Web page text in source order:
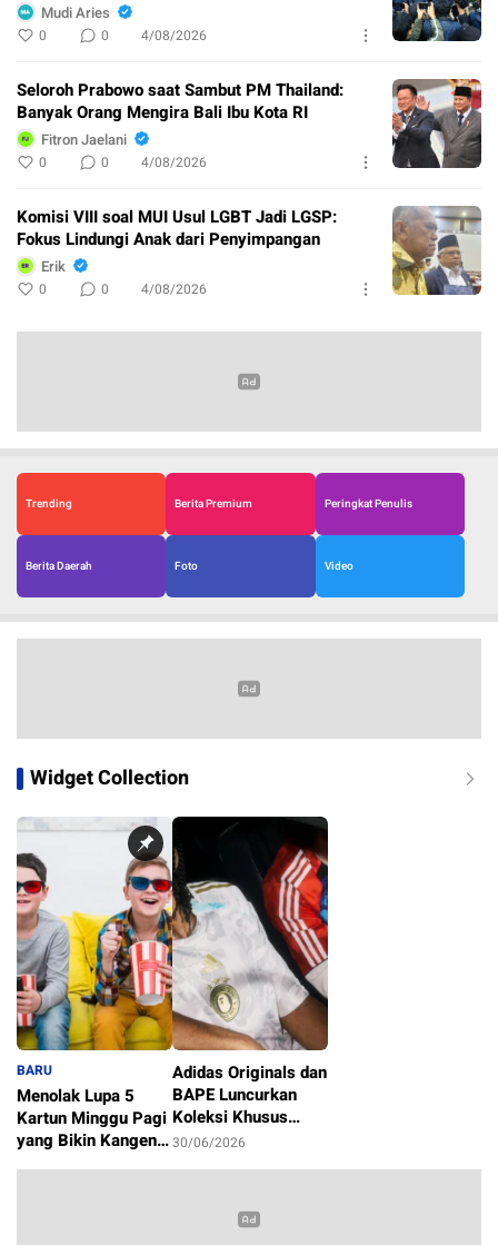
Mudi Aries
0 0 4/08/2026
Seloroh Prabowo saat Sambut PM Thailand:
Banyak Orang Mengira Bali Ibu Kota RI
Fitron Jaelani
0 0 4/08/2026
Komisi VIII soal MUI Usul LGBT Jadi LGSP:
Fokus Lindungi Anak dari Penyimpangan
Erik
0 0 4/08/2026
Trending Berita Premium Peringkat Penulis
Berita Daerah Foto Video
Widget Collection
BARU
Menolak Lupa 5
Kartun Minggu Pagi
yang Bikin Kangen
1/07/2026
Adidas Originals dan
BAPE Luncurkan
Koleksi Khusus
Sambut Piala Dunia
30/06/2026